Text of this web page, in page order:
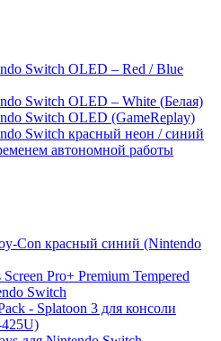
Switch OLED – Red / Blue
Switch OLED – White (Белая)
Switch OLED (GameReplay)
Switch красный неон / синий
автономной работы
Con красный синий (Nintendo
Pro+ Premium Tempered
Switch
- Splatoon 3 для консоли